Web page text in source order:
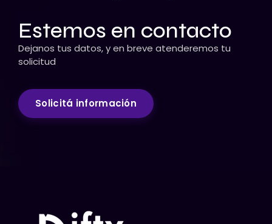
Estemos en contacto
Dejanos tus datos, y en breve atenderemos tu
solicitud
Solicitá información